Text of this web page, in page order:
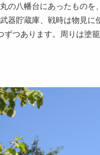
の八幡台にあったものを
器貯蔵庫、戦時は物見に
ずつあります。周りは塗